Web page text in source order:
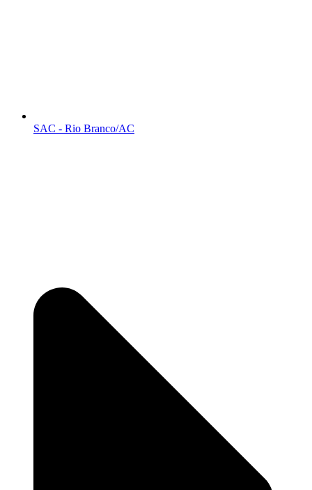
SAC - Rio Branco/AC